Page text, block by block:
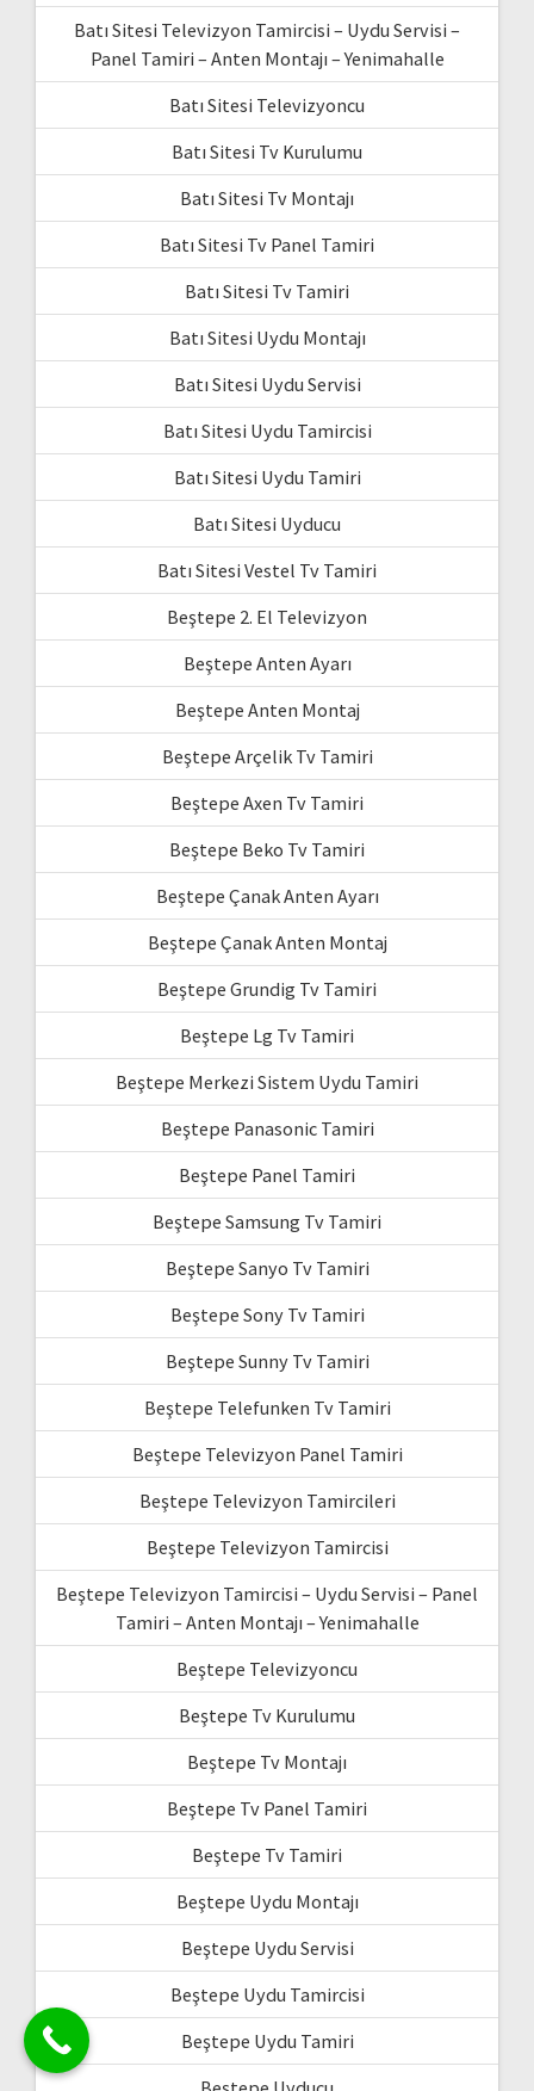
Batı Sitesi Televizyon Tamircisi – Uydu Servisi –
Panel Tamiri – Anten Montajı – Yenimahalle
Batı Sitesi Televizyoncu
Batı Sitesi Tv Kurulumu
Batı Sitesi Tv Montajı
Batı Sitesi Tv Panel Tamiri
Batı Sitesi Tv Tamiri
Batı Sitesi Uydu Montajı
Batı Sitesi Uydu Servisi
Batı Sitesi Uydu Tamircisi
Batı Sitesi Uydu Tamiri
Batı Sitesi Uyducu
Batı Sitesi Vestel Tv Tamiri
Beştepe 2. El Televizyon
Beştepe Anten Ayarı
Beştepe Anten Montaj
Beştepe Arçelik Tv Tamiri
Beştepe Axen Tv Tamiri
Beştepe Beko Tv Tamiri
Beştepe Çanak Anten Ayarı
Beştepe Çanak Anten Montaj
Beştepe Grundig Tv Tamiri
Beştepe Lg Tv Tamiri
Beştepe Merkezi Sistem Uydu Tamiri
Beştepe Panasonic Tamiri
Beştepe Panel Tamiri
Beştepe Samsung Tv Tamiri
Beştepe Sanyo Tv Tamiri
Beştepe Sony Tv Tamiri
Beştepe Sunny Tv Tamiri
Beştepe Telefunken Tv Tamiri
Beştepe Televizyon Panel Tamiri
Beştepe Televizyon Tamircileri
Beştepe Televizyon Tamircisi
Beştepe Televizyon Tamircisi – Uydu Servisi – Panel
Tamiri – Anten Montajı – Yenimahalle
Beştepe Televizyoncu
Beştepe Tv Kurulumu
Beştepe Tv Montajı
Beştepe Tv Panel Tamiri
Beştepe Tv Tamiri
Beştepe Uydu Montajı
Beştepe Uydu Servisi
Beştepe Uydu Tamircisi
Beştepe Uydu Tamiri